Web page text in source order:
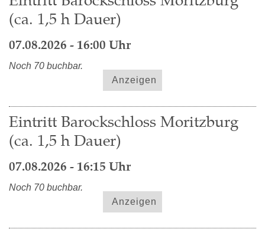
(ca. 1,5 h Dauer)
07.08.2026 - 16:00 Uhr
Noch 70 buchbar.
Anzeigen
Eintritt Barockschloss Moritzburg
(ca. 1,5 h Dauer)
07.08.2026 - 16:15 Uhr
Noch 70 buchbar.
Anzeigen